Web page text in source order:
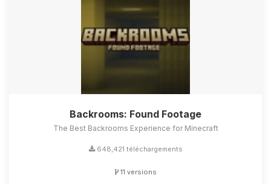
Backrooms: Found Footage
The Best Backrooms Experience for Minecraft
648,421 téléchargements
11 versions